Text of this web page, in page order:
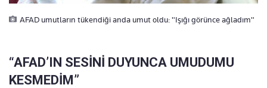
AFAD umutların tükendiği anda umut oldu: "Işığı görünce ağladım"
“AFAD’IN SESİNİ DUYUNCA UMUDUMU
KESMEDİM”